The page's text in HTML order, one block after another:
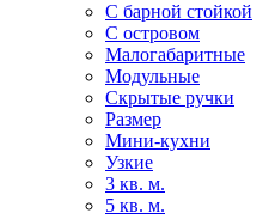
С барной стойкой
С островом
Малогабаритные
Модульные
Скрытые ручки
Размер
Мини-кухни
Узкие
3 кв. м.
5 кв. м.